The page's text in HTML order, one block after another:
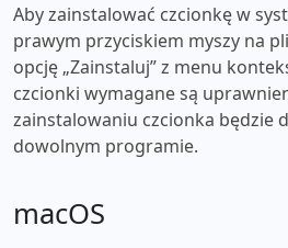
Aby zainstalować czcionkę w
prawym przyciskiem myszy na
opcję „Zainstaluj” z menu
czcionki wymagane są
zainstalowaniu czcionka będzie
dowolnym programie.
macOS